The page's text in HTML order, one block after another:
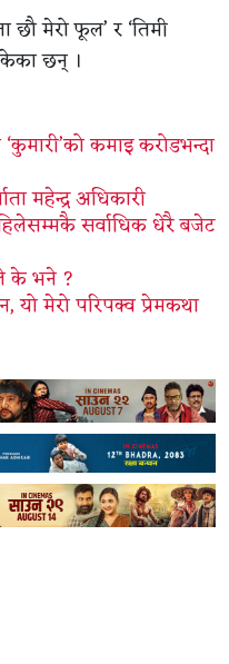
छौ मेरो फूल’ र ‘तिमी
छन् ।
कमाइ करोडभन्दा
महेन्द्र अधिकारी
सर्वाधिक धेरै बजेट
के भने ?
यो मेरो परिपक्व प्रेमकथा